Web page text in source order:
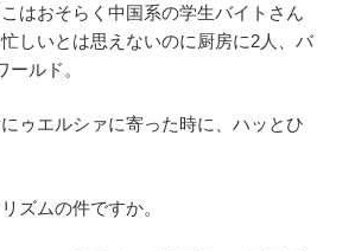
はおそらく中国系の学生バイトさん
しいとは思えないのに厨房に2人、バ
ルド。
ゥエルシァに寄った時に、ハッとひ
ズムの件ですか。